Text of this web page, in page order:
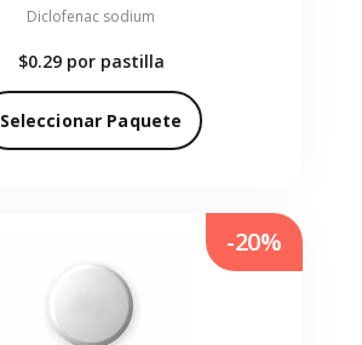
Diclofenac sodium
$0.29 por pastilla
Seleccionar Paquete
-20%